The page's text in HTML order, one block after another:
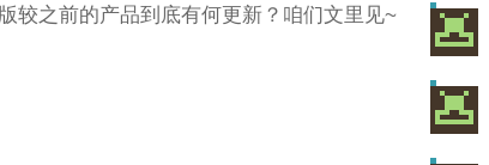
较之前的产品到底有何更新？咱们文里见~